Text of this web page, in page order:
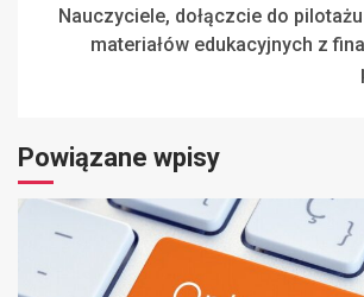
Nauczyciele, dołączcie do
materiałów edukacyjnych z
Powiązane wpisy